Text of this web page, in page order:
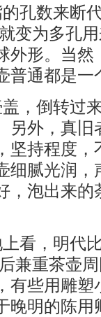
数来断
变为多孔
外形。当然
普通都是一
倒转过
另外，真旧
坚持程度，
细腻光润，
，泡出来
，明代
兼重茶壶
有些用雕塑
晚明的陈用